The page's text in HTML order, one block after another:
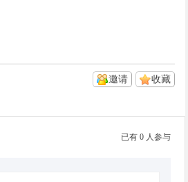
收藏
邀请
已有 0 人参与